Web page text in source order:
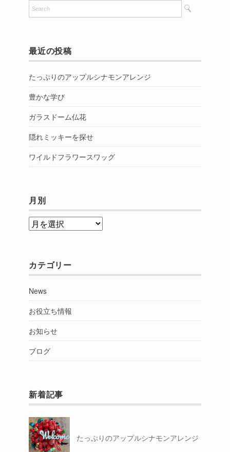
最近の投稿
たっぷりのアップルシナモンアレンジ
豊かな学び
ガラスドーム仏花
隠れミッキーを探せ
ワイルドフラワースワッグ
月別
月
カテゴリー
News
お役立ち情報
お知らせ
ブログ
新着記事
たっぷりのアップルシナモンアレンジ